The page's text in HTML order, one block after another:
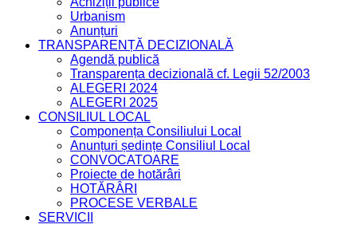
Urbanism
Anunțuri
TRANSPARENȚĂ DECIZIONALĂ
Agendă publică
Transparența decizională cf. Legii 52/2003
ALEGERI 2024
ALEGERI 2025
CONSILIUL LOCAL
Componența Consiliului Local
Anunțuri ședințe Consiliul Local
CONVOCATOARE
Proiecte de hotărâri
HOTĂRÂRI
PROCESE VERBALE
SERVICII